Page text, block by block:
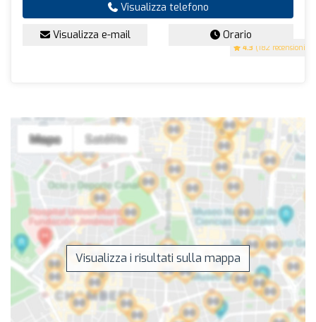
4.3 (182 recensioni)
Visualizza telefono
Visualizza e-mail Orario
Visualizza i risultati sulla mappa